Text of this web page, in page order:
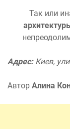
Так или
Адрес:Киев,
Автор Алина